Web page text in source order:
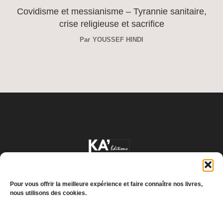
Pour vous offrir la meilleure expérience et faire connaître nos livres,
nous utilisons des cookies.
Covidisme et messianisme – Tyrannie sanitaire,
crise religieuse et sacrifice
Par YOUSSEF HINDI